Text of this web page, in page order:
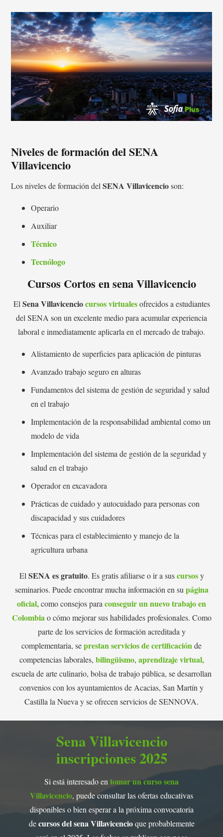
Niveles de formación del SENA
Villavicencio
Los niveles de formación delSENA Villavicencioson:
Operario
Auxiliar
Técnico
Tecnólogo
Cursos Cortos en sena Villavicencio
El Sena Villavicenciocursos virtualesofrecidos a estudiantes
del SENA son un excelente medio para acumular experiencia
laboral e inmediatamente aplicarla en el mercado de trabajo.
Alistamiento de superficies para aplicación de pinturas
Avanzado trabajo seguro en alturas
Fundamentos del sistema de gestión de seguridad y salud
en el trabajo
Implementación de la responsabilidad ambiental como un
modelo de vida
Implementación del sistema de gestión de la seguridad y
salud en el trabajo
Operador en excavadora
Prácticas de cuidado y autocuidado para personas con
discapacidad y sus cuidadores
Técnicas para el establecimiento y manejo de la
agricultura urbana
El SENA es gratuito. Es gratis afiliarse o ir a suscursosy
seminarios. Puede encontrar mucha información en su página
oficial,como consejos para conseguir un nuevo trabajo en
Colombia o cómo mejorar sus habilidades profesionales. Como
parte de los servicios de formación acreditada y
complementaria, seprestan servicios de certificaciónde
competencias laborales, bilingüismo, aprendizaje virtual,
escuela de arte culinario, bolsa de trabajo pública, se desarrollan
convenios con los ayuntamientos de Acacias, San Martín y
Castilla la Nueva y se ofrecen servicios de SENNOVA.
Sena Villavicencio
inscripciones 2025
Si está interesado en tomar un curso sena
Villavicencio, puede consultar las ofertas educativas
disponibles o bien esperar a la próxima convocatoria
decursos del sena Villavicencioque probablemente